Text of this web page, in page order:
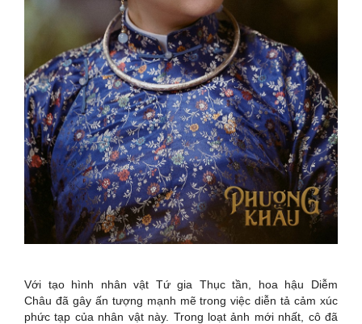
Với tạo hình nhân vật Tứ gia Thục tần, hoa hậu Diễm
Châu đã gây ấn tượng mạnh mẽ trong việc diễn tả cảm xúc
phức tạp của nhân vật này. Trong loạt ảnh mới nhất, cô đã